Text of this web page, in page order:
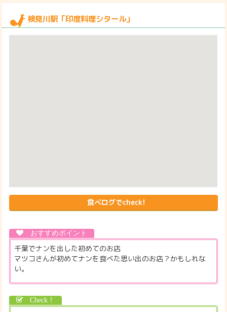
検見川駅「印度料理シタール」
食べログでcheck!
千葉でナンを出した初めてのお店
マツコさんが初めてナンを食べた思い出のお店？かもしれな
い。